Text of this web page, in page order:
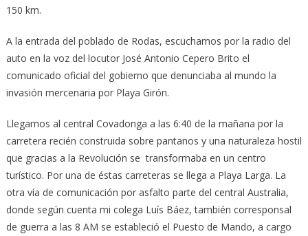
150 km.
A la entrada del poblado de Rodas, escuchamos por la radio del
auto en la voz del locutor José Antonio Cepero Brito el
comunicado oficial del gobierno que denunciaba al mundo la
invasión mercenaria por Playa Girón.
Llegamos al central Covadonga a las 6:40 de la mañana por la
carretera recién construida sobre pantanos y una naturaleza hostil
que gracias a la Revolución se transformaba en un centro
turístico. Por una de éstas carreteras se llega a Playa Larga. La
otra vía de comunicación por asfalto parte del central Australia,
donde según cuenta mi colega Luís Báez, también corresponsal
de guerra a las 8 AM se estableció el Puesto de Mando, a cargo